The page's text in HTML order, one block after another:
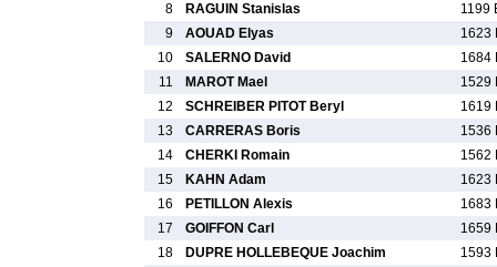
8
RAGUIN Stanislas
1199
9
AOUAD Elyas
1623
10
SALERNO David
1684
11
MAROT Mael
1529
12
SCHREIBER PITOT Beryl
1619
13
CARRERAS Boris
1536
14
CHERKI Romain
1562
15
KAHN Adam
1623
16
PETILLON Alexis
1683
17
GOIFFON Carl
1659
18
DUPRE HOLLEBEQUE Joachim
1593